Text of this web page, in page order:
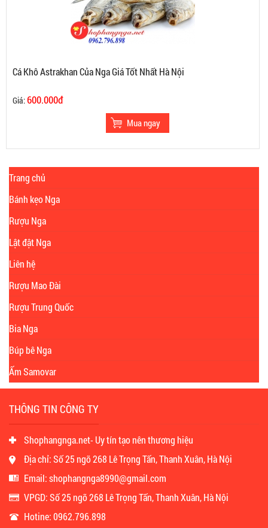
Cá Khô Astrakhan Của Nga Giá Tốt Nhất Hà Nội
Giá:600.000đ
Trang chủ
Bánh kẹo Nga
Rượu Nga
Lật đật Nga
Liên hệ
Rượu Mao Đài
Rượu Trung Quốc
Bia Nga
Búp bê Nga
Ấm Samovar
THÔNG TIN CÔNG TY
Shophangnga.net- Uy tín tạo nên thương hiệu
Địa chỉ: Số 25 ngõ 268 Lê Trọng Tấn, Thanh Xuân, Hà Nội
Email: shophangnga8990@gmail.com
VPGD: Số 25 ngõ 268 Lê Trọng Tấn, Thanh Xuân, Hà Nội
Hotine: 0962.796.898